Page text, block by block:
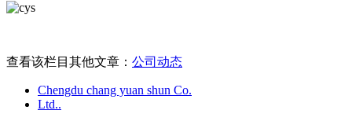
查看该栏目其他文章： 公司动态
Chengdu chang yuan shun Co.
Ltd..